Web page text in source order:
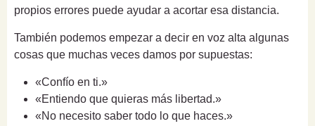
propios errores puede ayudar a acortar esa distancia.
También podemos empezar a decir en voz alta algunas
cosas que muchas veces damos por supuestas:
«Confío en ti.»
«Entiendo que quieras más libertad.»
«No necesito saber todo lo que haces.»